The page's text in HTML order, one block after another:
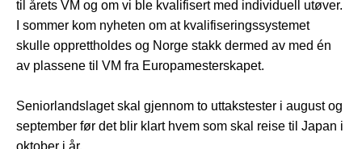
til årets VM og om vi ble kvalifisert med individuell utøver.
I sommer kom nyheten om at kvalifiseringssystemet
skulle opprettholdes og Norge stakk dermed av med én
av plassene til VM fra Europamesterskapet.
Seniorlandslaget skal gjennom to uttakstester i august og
september før det blir klart hvem som skal reise til Japan i
oktober i år.